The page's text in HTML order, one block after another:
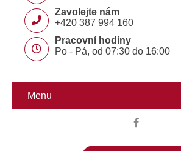
Zavolejte nám
+420 387 994 160
Pracovní hodiny
Po - Pá, od 07:30 do 16:00
Menu